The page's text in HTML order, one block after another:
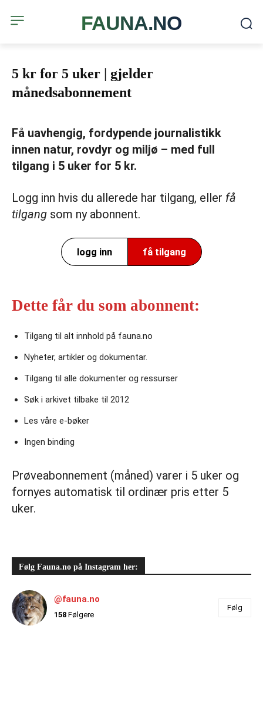
FAUNA.NO
5 kr for 5 uker | gjelder
månedsabonnement
Få uavhengig, fordypende journalistikk
innen natur, rovdyr og miljø – med full
tilgang i 5 uker for 5 kr.
Logg inn hvis du allerede har tilgang, eller få
tilgang som ny abonnent.
logg inn få tilgang
Dette får du som abonnent:
Tilgang til alt innhold på fauna.no
Nyheter, artikler og dokumentar.
Tilgang til alle dokumenter og ressurser
Søk i arkivet tilbake til 2012
Les våre e‑bøker
Ingen binding
Prøveabonnement (måned) varer i 5 uker og
fornyes automatisk til ordinær pris etter 5
uker.
Følg Fauna.no på Instagram her:
@fauna.no
158 Følgere
Følg